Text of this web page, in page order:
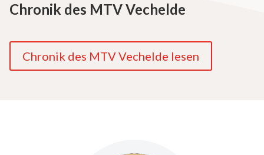
Chronik des MTV Vechelde
Chronik des MTV Vechelde lesen